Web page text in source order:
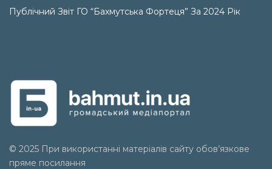
Публічний Звіт ГО “Бахмутська Фортеця” За 2024 Рік
© 2025 При використанні матеріалів сайту обов’язкове
пряме посилання